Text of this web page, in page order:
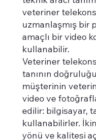
veteriner
uzmanlaşmış bir
amaçlı bir video
kullanabilir.
Veteriner
tanının
müşterinin
video ve
edilir: bilgisayar,
kullanabilirler.
yönü ve kalitesi